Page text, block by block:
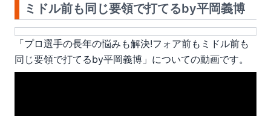
ミドル前も同じ要領で打てるby平岡義博
「プロ選手の長年の悩みも解決!フォア前もミドル前も
同じ要領で打てるby平岡義博 」についての動画です。